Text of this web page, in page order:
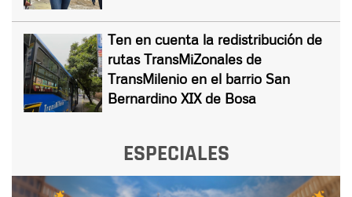
Ten en cuenta la redistribución de
rutas TransMiZonales de
TransMilenio en el barrio San
Bernardino XIX de Bosa
ESPECIALES